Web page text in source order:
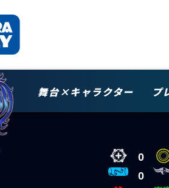
舞台×キャラクター プ
0
0